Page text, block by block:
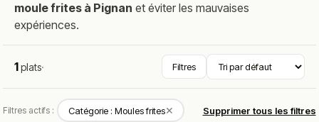
moule frites à Pignan et éviter les mauvaises
expériences.
1plats· Filtres
Filtres actifs : Catégorie : Moules frites✕ Supprimer tous les filtres